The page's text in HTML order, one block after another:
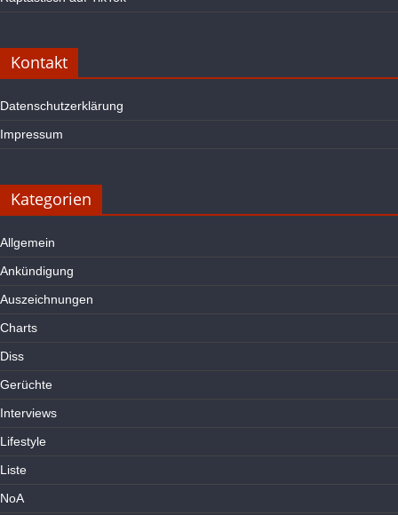
Kontakt
Datenschutzerklärung
Impressum
Kategorien
Allgemein
Ankündigung
Auszeichnungen
Charts
Diss
Gerüchte
Interviews
Lifestyle
Liste
NoA